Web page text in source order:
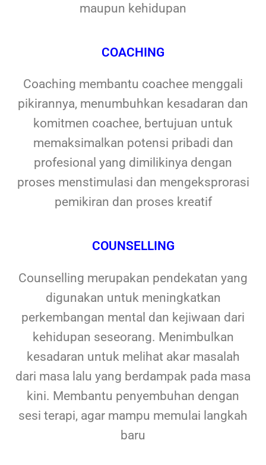
maupun kehidupan
COACHING
Coaching membantu coachee menggali
pikirannya, menumbuhkan kesadaran dan
komitmen coachee, bertujuan untuk
memaksimalkan potensi pribadi dan
profesional yang dimilikinya dengan
proses menstimulasi dan mengeksprorasi
pemikiran dan proses kreatif
COUNSELLING
Counselling merupakan pendekatan yang
digunakan untuk meningkatkan
perkembangan mental dan kejiwaan dari
kehidupan seseorang. Menimbulkan
kesadaran untuk melihat akar masalah
dari masa lalu yang berdampak pada masa
kini. Membantu penyembuhan dengan
sesi terapi, agar mampu memulai langkah
baru